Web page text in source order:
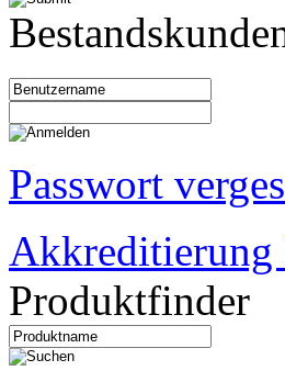
Passwort
Akkreditierung
Produktfinder